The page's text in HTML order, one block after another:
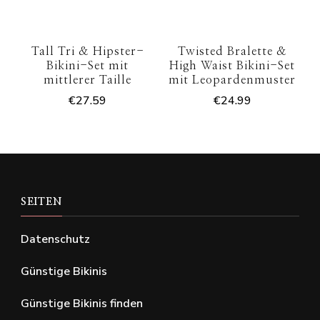
Tall Tri & Hipster-
Bikini-Set mit
mittlerer Taille
€27.59
Twisted Bralette &
High Waist Bikini-Set
mit Leopardenmuster
€24.99
SEITEN
Datenschutz
Günstige Bikinis
Günstige Bikinis finden